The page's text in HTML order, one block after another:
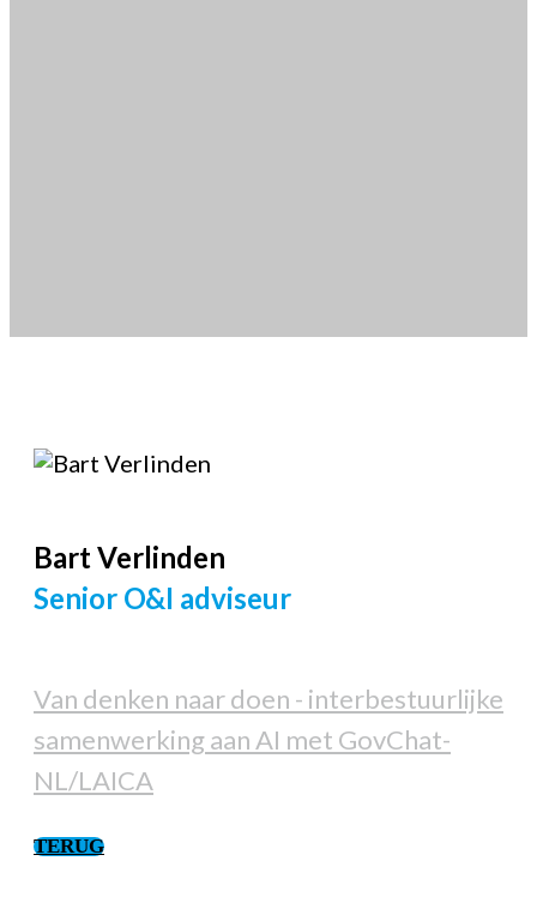
BartVerlinden
Senior O&I adviseur
Van denken naar doen - interbestuurlijke
samenwerking aan AI met GovChat-
NL/LAICA
TERUG